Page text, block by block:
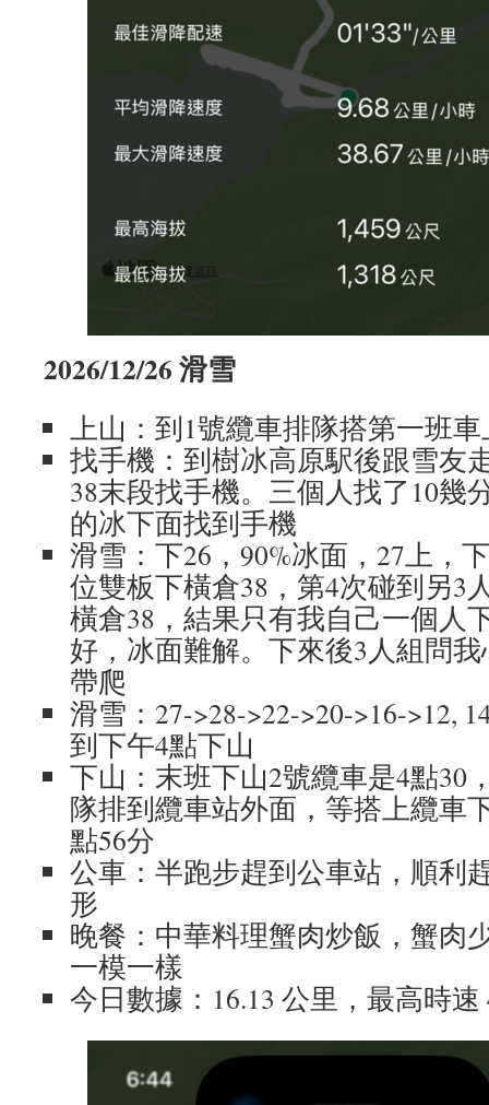
2026/12/26 滑雪
上山：到1號纜車排隊搭第一班
找手機：到樹冰高原駅後跟雪友
38末段找手機。三個人找了10幾
的冰下面找到手機
滑雪：下26，90%冰面，27上，
位雙板下橫倉38，第4次碰到另3
橫倉38，結果只有我自己一個人
好，冰面難解。下來後3人組問
帶爬
滑雪：27->28->22->20->16->12,
到下午4點下山
下山：末班下山2號纜車是4點30
隊排到纜車站外面，等搭上纜車
點56分
公車：半跑步趕到公車站，順利
形
晚餐：中華料理蟹肉炒飯，蟹肉
一模一樣
今日數據：16.13 公里，最高時速